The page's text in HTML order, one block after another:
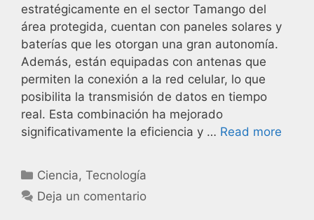
estratégicamente en el sector Tamango del
área protegida, cuentan con paneles solares y
baterías que les otorgan una gran autonomía.
Además, están equipadas con antenas que
permiten la conexión a la red celular, lo que
posibilita la transmisión de datos en tiempo
real. Esta combinación ha mejorado
significativamente la eficiencia y … Read more
Ciencia,Tecnología
Deja un comentario